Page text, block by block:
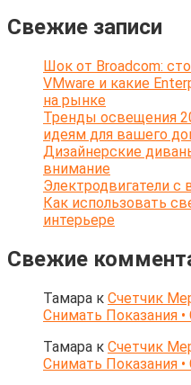
Свежие записи
Шок от Broadcom:
VMware и какие
на рынке
Тренды освещения
идеям для вашего
Дизайнерские
внимание
Электродвигатели
Как использовать
интерьере
Свежие
Тамара к Счетчик
Снимать Показания
Тамара к Счетчик
Снимать Показания